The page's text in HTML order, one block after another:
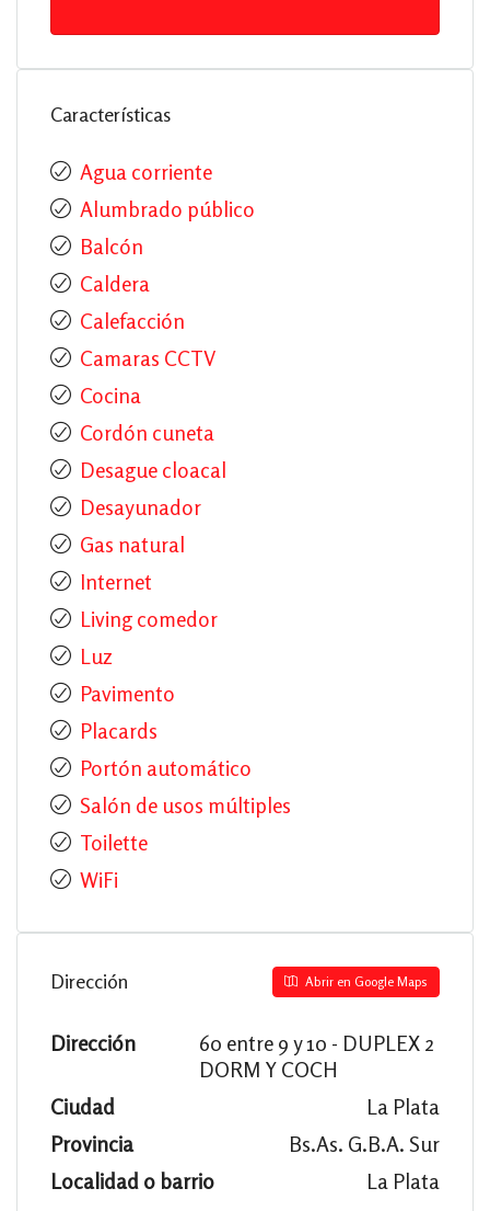
Características
Agua corriente
Alumbrado público
Balcón
Caldera
Calefacción
Camaras CCTV
Cocina
Cordón cuneta
Desague cloacal
Desayunador
Gas natural
Internet
Living comedor
Luz
Pavimento
Placards
Portón automático
Salón de usos múltiples
Toilette
WiFi
Dirección Abrir en Google Maps
Dirección
60 entre 9 y 10 - DUPLEX 2
DORM Y COCH
Ciudad
La Plata
Provincia
Bs.As. G.B.A. Sur
Localidad o barrio
La Plata